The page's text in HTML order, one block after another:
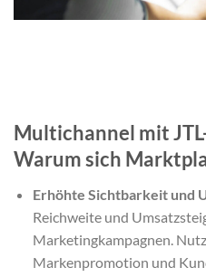
Multichannel mit
Warum sich
Erhöhte Sichtbarkeit und
Reichweite und
Marketingkampagnen.
Markenpromotion und